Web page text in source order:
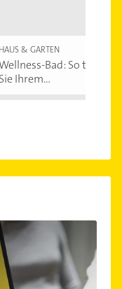
HAUS & GARTEN
Bad: So tun
Sie Ihrem...